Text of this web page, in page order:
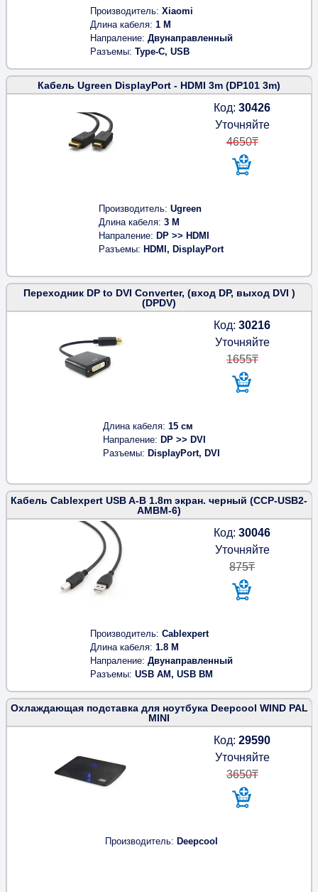
Производитель Xiaomi
Длина кабеля 1 M
Напраление Двунаправленный
Разъемы Type-C, USB
Кабель Ugreen DisplayPort - HDMI 3m (DP101 3m)
Код:30426
Уточняйте
4650₸
Производитель Ugreen
Длина кабеля 3 M
Напраление
DP >> HDMI
Разъемы
HDMI, DisplayPort
Переходник DP to DVI Converter, (вход DP, выход DVI )
(DPDV)
Код:30216
Уточняйте
1655₸
Длина кабеля 15 см
Напраление
DP >> DVI
Разъемы
DisplayPort, DVI
Кабель Cablexpert USB A-B 1.8m экран. черный (CCP-USB2-
AMBM-6)
Код:30046
Уточняйте
875₸
Производитель Cablexpert
Длина кабеля 1.8 M
Напраление Двунаправленный
Разъемы USB AM, USB BM
Охлаждающая подставка для ноутбука Deepcool WIND PAL
MINI
Код:29590
Уточняйте
3650₸
Производитель Deepcool